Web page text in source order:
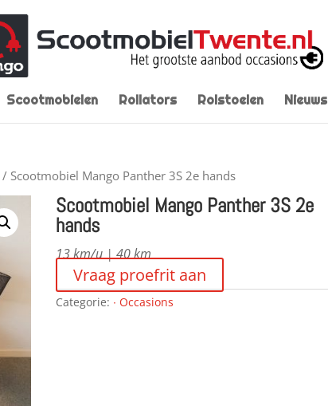
Scootmobielen Rollators Rolstoelen Nieuws
/ Scootmobiel Mango Panther 3S 2e hands
Scootmobiel Mango Panther 3S 2e
hands
13 km/u | 40 km
Vraag proefrit aan
Categorie: ∙ Occasions